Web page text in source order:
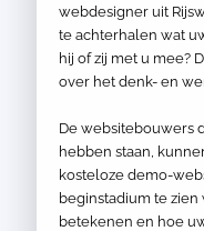
webdesigner uit
te achterhalen wat
hij of zij met u mee?
over het denk- en
De websitebouwers
hebben staan,
kosteloze demo-
beginstadium te
betekenen en hoe